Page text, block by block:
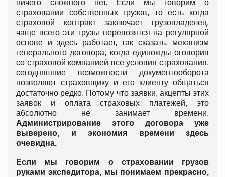
ничего сложного нет. Если мы говорим о
страховании собственных грузов, то есть когда
страховой контракт заключает грузовладелец,
чаще всего эти грузы перевозятся на регулярной
основе и здесь работает, так сказать, механизм
генерального договора, когда единожды оговорив
со страховой компанией все условия страхования,
сегодняшние возможности документооборота
позволяют страховщику и его клиенту общаться
достаточно редко. Потому что заявки, акцепты этих
заявок и оплата страховых платежей, это
абсолютно не занимает времени.
Администрирование этого договора уже
выверено, и экономия времени здесь
очевидна.
Если мы говорим о страховании грузов
руками экспедитора, мы понимаем прекрасно,